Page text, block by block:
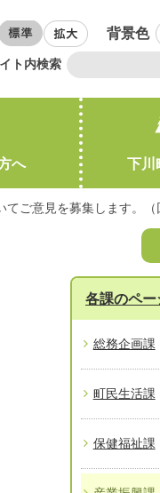
背景色
ト内検索
へ 下川
ご意見を募集します。（
各課のペー
総務企画課
町民生活課
保健福祉課